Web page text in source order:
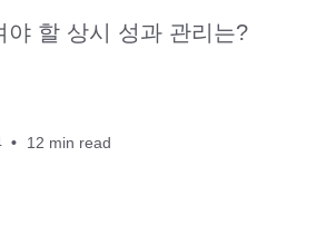
야 할 상시 성과 관리는?
12 min read